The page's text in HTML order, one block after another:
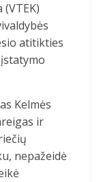
atitikties
Kelmės
ir
nepažeidė